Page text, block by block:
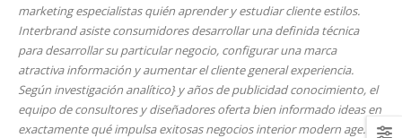
marketing especialistas quién aprender y estudiar cliente estilos.
Interbrand asiste consumidores desarrollar una definida técnica
para desarrollar su particular negocio, configurar una marca
atractiva información y aumentar el cliente general experiencia.
Según investigación analítico} y años de publicidad conocimiento, el
equipo de consultores y diseñadores oferta bien informado ideas en
exactamente qué impulsa exitosas negocios interior modern age.